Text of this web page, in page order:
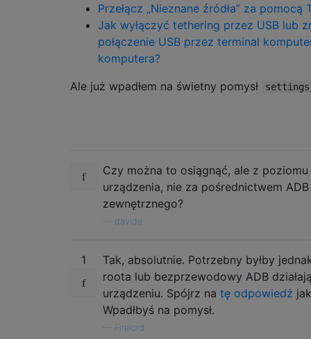
Przełącz „Nieznane źródła” za pomocą
Jak wyłączyć tethering przez USB lub
połączenie USB przez terminal
komputera?
Ale już wpadłem na świetny pomysł
Czy można to osiągnąć, ale z
urządzenia, nie za pośrednictwem
zewnętrznego?
davide
1
Tak, absolutnie. Potrzebny byłby
roota lub bezprzewodowy ADB
urządzeniu. Spójrz na tę odpowiedź
Wpadłbyś na pomysł.
Firelord